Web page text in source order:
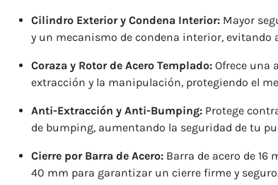
Cilindro Exterior y Condena Interior:Mayor
y un mecanismo de condena interior, evitando
Coraza y Rotor de Acero Templado:Ofrece una
extracción y la manipulación, protegiendo el
Anti-Extracción y Anti-Bumping:Protege
de bumping, aumentando la seguridad de tu
Cierre por Barra de Acero:Barra de acero de 16
40 mm para garantizar un cierre firme y